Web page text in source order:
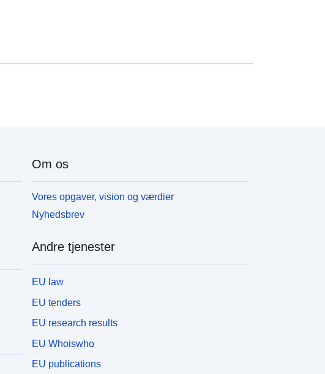
Om os
Vores opgaver, vision og værdier
Nyhedsbrev
Andre tjenester
EU law
EU tenders
EU research results
EU Whoiswho
EU publications